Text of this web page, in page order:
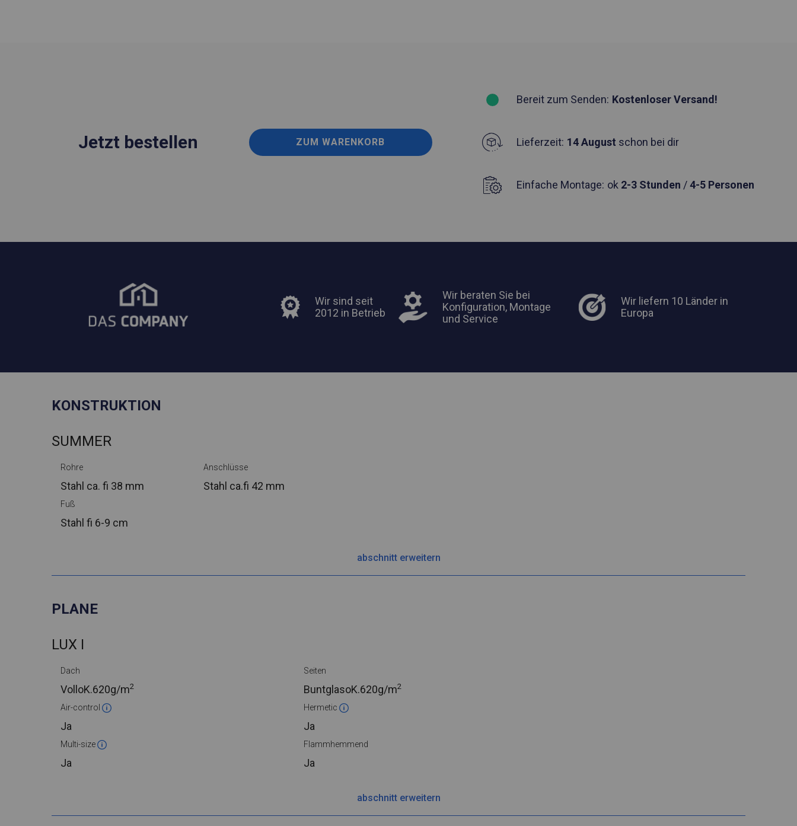
Jetzt bestellen ZUM WARENKORB
Bereit zum Senden: Kostenloser Versand!
Lieferzeit: 14 August schon bei dir
Einfache Montage: ok 2-3 Stunden /4-5 Personen
Wir sind seit
2012 in Betrieb
Wir beraten Sie bei
Konfiguration, Montage
und Service
Wir liefern 10 Länder in
Europa
KONSTRUKTION
SUMMER
Rohre
Stahl ca. fi 38 mm
Anschlüsse
Stahl ca.fi 42 mm
Fuß
Stahl fi 6-9 cm
abschnitt erweitern
PLANE
LUX I
Dach
VolloK.620g/m2
Seiten
BuntglasoK.620g/m2
Air-control
Ja
Hermetic
Ja
Multi-size
Ja
Flammhemmend
Ja
abschnitt erweitern